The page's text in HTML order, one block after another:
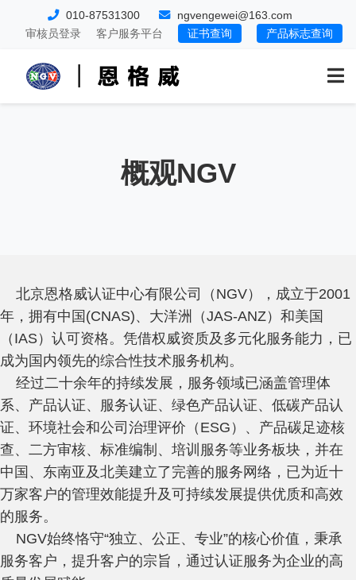
010-87531300
ngvengewei@163.com
审核员登录
客户服务平台 证书查询 产品标志查询
概观NGV
北京恩格威认证中心有限公司（NGV），成立于2001
年，拥有中国(CNAS)、大洋洲（JAS-ANZ）和美国
（IAS）认可资格。凭借权威资质及多元化服务能力，已
成为国内领先的综合性技术服务机构。
经过二十余年的持续发展，服务领域已涵盖管理体
系、产品认证、服务认证、绿色产品认证、低碳产品认
证、环境社会和公司治理评价（ESG）、产品碳足迹核
查、二方审核、标准编制、培训服务等业务板块，并在
中国、东南亚及北美建立了完善的服务网络，已为近十
万家客户的管理效能提升及可持续发展提供优质和高效
的服务。
NGV始终恪守“独立、公正、专业”的核心价值，秉承
服务客户，提升客户的宗旨，通过认证服务为企业的高